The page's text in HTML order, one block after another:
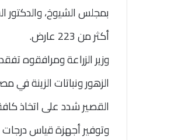
بمجلس الشيوخ، والدكتور
أكثر من 223 عارض.
وزير الزراعة ومرافقوه
الزهور ونباتات الزينة في
القصير شدد على اتخاذ
وتوفير أجهزة قياس درجات